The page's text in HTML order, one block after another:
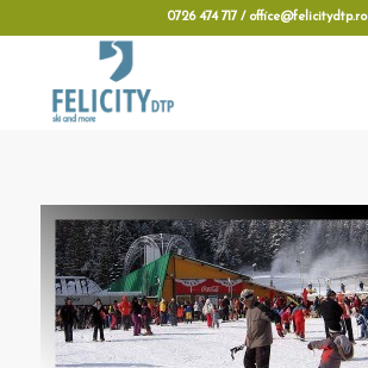
0726 474 717 / office@felicitydtp.ro